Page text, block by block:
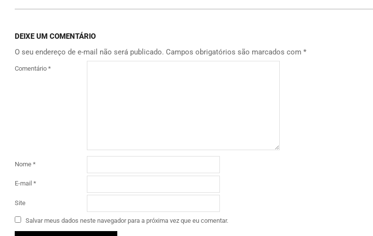
DEIXE UM COMENTÁRIO
O seu endereço de e-mail não será publicado. Campos obrigatórios são marcados com *
Comentário *
Nome *
E-mail *
Site
Salvar meus dados neste navegador para a próxima vez que eu comentar.